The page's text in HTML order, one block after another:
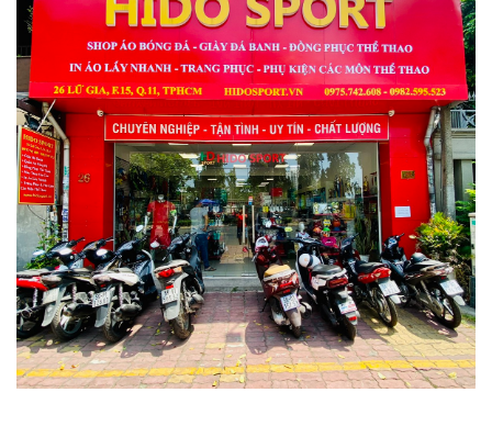
6. Vợt Pickleball Honolulu J6CR Phù Hợp Với Ai?
– Người mới nâng cao: ✔
– Trung cấp: ✔✔
– Nâng cao / thi đấu: ✔✔✔